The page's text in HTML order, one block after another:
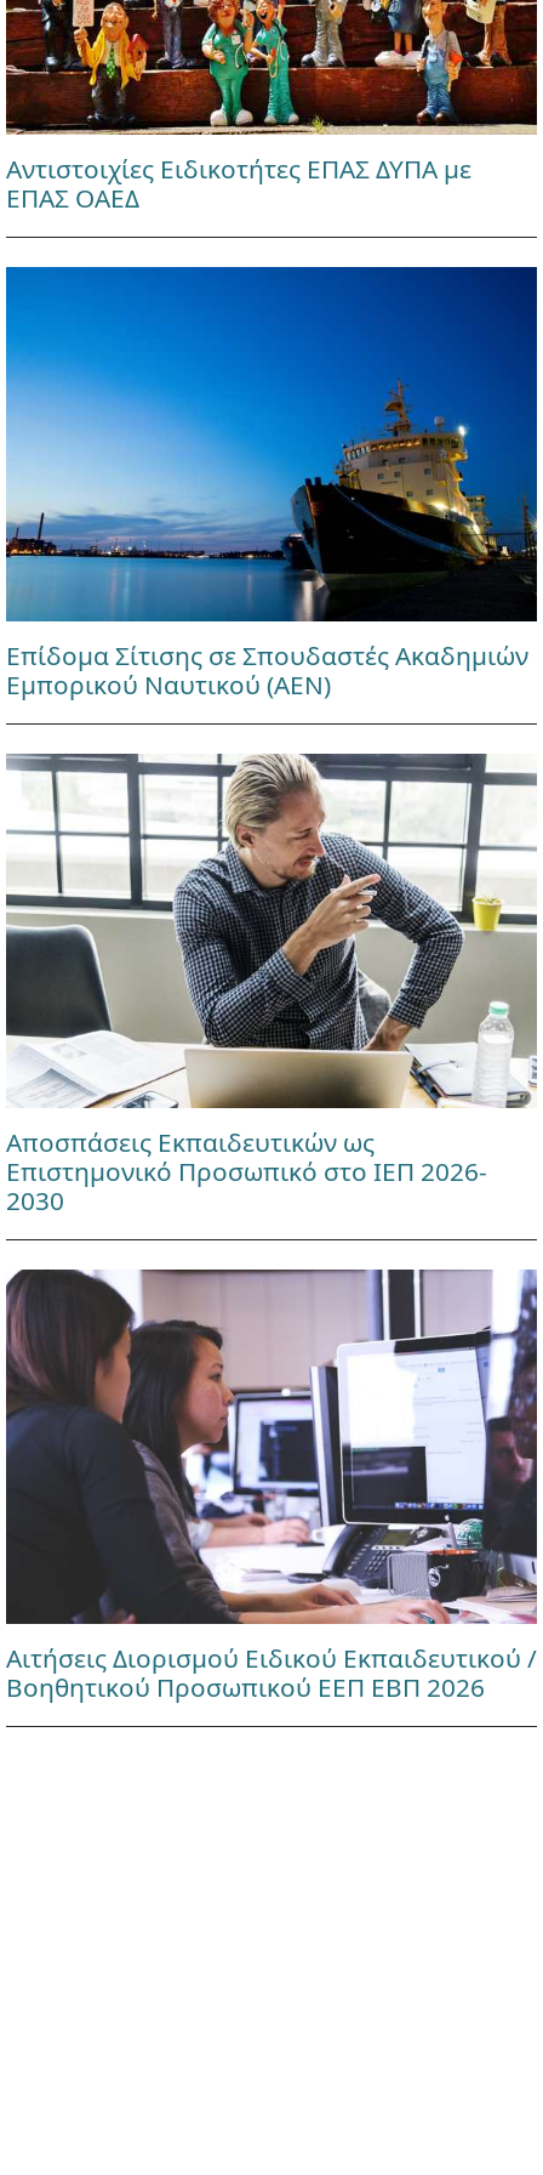
Αντιστοιχίες Ειδικοτήτες ΕΠΑΣ ΔΥΠΑ με
ΕΠΑΣ ΟΑΕΔ
Επίδομα Σίτισης σε Σπουδαστές Ακαδημιών
Εμπορικού Ναυτικού (ΑΕΝ)
Αποσπάσεις Εκπαιδευτικών ως
Επιστημονικό Προσωπικό στο ΙΕΠ 2026-
2030
Αιτήσεις Διορισμού Ειδικού Εκπαιδευτικού /
Βοηθητικού Προσωπικού ΕΕΠ ΕΒΠ 2026